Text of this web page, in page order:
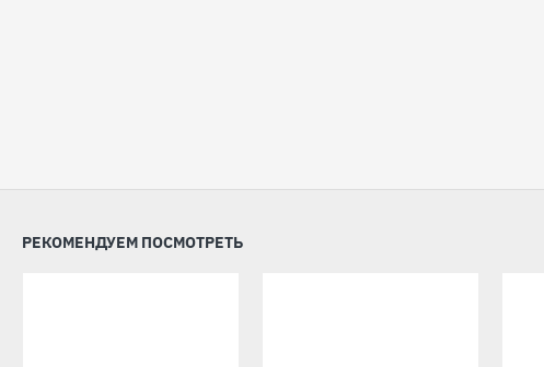
РЕКОМЕНДУЕМ ПОСМОТРЕТЬ